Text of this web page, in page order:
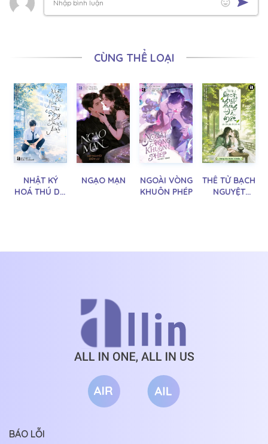
CÙNG THỂ LOẠI
NHẬT KÝ
HOÁ THÚ DỖ
NGẠO MẠN
NGOÀI VÒNG
KHUÔN PHÉP
THÊ TỬ BẠCH
NGUYỆT
BÁO LỖI